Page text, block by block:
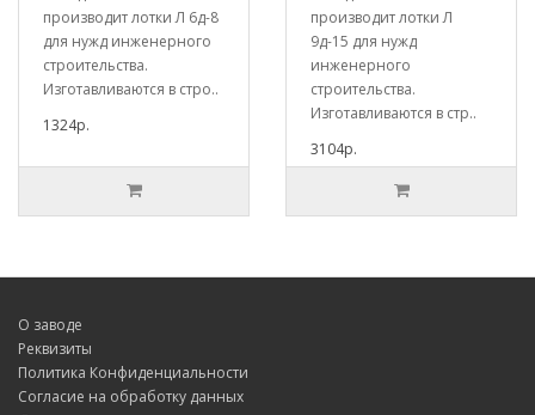
производит лотки Л 6д-8
для нужд инженерного
строительства.
Изготавливаются в стро..
1324р.
производит лотки Л
9д-15 для нужд
инженерного
строительства.
Изготавливаются в стр..
3104р.
О заводе
Реквизиты
Политика Конфиденциальности
Согласие на обработку данных